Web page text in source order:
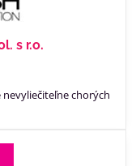
s r.o.
nevyliečiteľne chorých